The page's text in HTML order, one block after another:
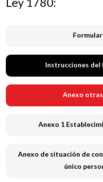
Instrucciones del
Anexo
Anexo 1
Anexo de situación de
único